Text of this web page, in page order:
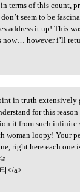
terms of this count,
seem to be
address it up! This
now… however i’ll
in truth extensively
for this
it from such infinite
woman loopy! Your
right here each one
</a>